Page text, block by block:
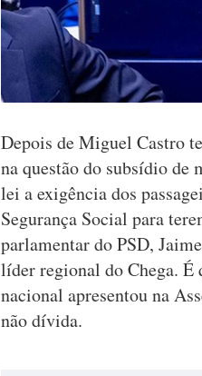
Depois de Miguel Castro
na questão do subsídio de
lei a exigência dos
Segurança Social para
parlamentar do PSD,
líder regional do Chega. É
nacional apresentou na
não dívida.